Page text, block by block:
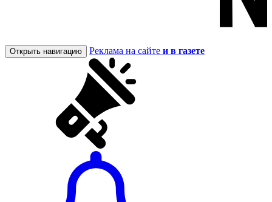
Открыть навигацию Реклама на сайте и в газете